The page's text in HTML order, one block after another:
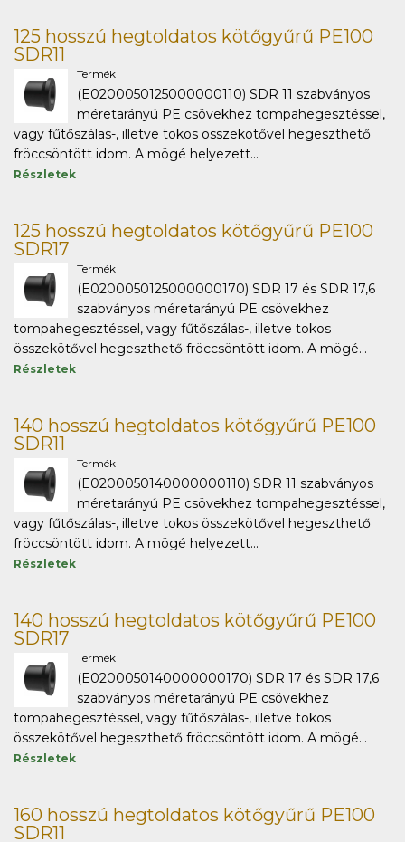
125 hosszú hegtoldatos kötőgyűrű PE100
SDR11
Termék
(E0200050125000000110) SDR 11 szabványos
méretarányú PE csövekhez tompahegesztéssel,
vagy fűtőszálas-, illetve tokos összekötővel hegeszthető
fröccsöntött idom. A mögé helyezett...
Részletek
125 hosszú hegtoldatos kötőgyűrű PE100
SDR17
Termék
(E0200050125000000170) SDR 17 és SDR 17,6
szabványos méretarányú PE csövekhez
tompahegesztéssel, vagy fűtőszálas-, illetve tokos
összekötővel hegeszthető fröccsöntött idom. A mögé...
Részletek
140 hosszú hegtoldatos kötőgyűrű PE100
SDR11
Termék
(E0200050140000000110) SDR 11 szabványos
méretarányú PE csövekhez tompahegesztéssel,
vagy fűtőszálas-, illetve tokos összekötővel hegeszthető
fröccsöntött idom. A mögé helyezett...
Részletek
140 hosszú hegtoldatos kötőgyűrű PE100
SDR17
Termék
(E0200050140000000170) SDR 17 és SDR 17,6
szabványos méretarányú PE csövekhez
tompahegesztéssel, vagy fűtőszálas-, illetve tokos
összekötővel hegeszthető fröccsöntött idom. A mögé...
Részletek
160 hosszú hegtoldatos kötőgyűrű PE100
SDR11